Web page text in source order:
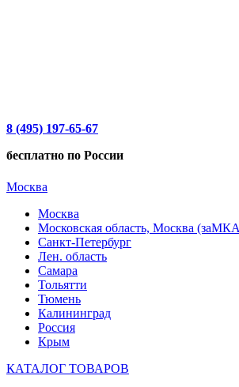
8 (495) 197-65-67
бесплатно по России
Москва
Москва
Московская область, Москва
Санкт-Петербург
Лен. область
Самара
Тольятти
Тюмень
Калининград
Россия
Крым
КАТАЛОГ ТОВАРОВ